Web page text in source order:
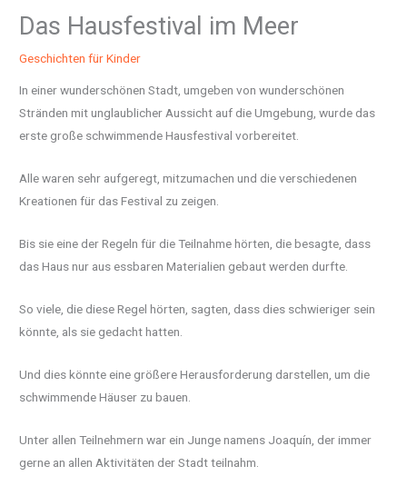
Das Hausfestival im Meer
Geschichten für Kinder
In einer wunderschönen Stadt, umgeben von wunderschönen
Stränden mit unglaublicher Aussicht auf die Umgebung, wurde das
erste große schwimmende Hausfestival vorbereitet.
Alle waren sehr aufgeregt, mitzumachen und die verschiedenen
Kreationen für das Festival zu zeigen.
Bis sie eine der Regeln für die Teilnahme hörten, die besagte, dass
das Haus nur aus essbaren Materialien gebaut werden durfte.
So viele, die diese Regel hörten, sagten, dass dies schwieriger sein
könnte, als sie gedacht hatten.
Und dies könnte eine größere Herausforderung darstellen, um die
schwimmende Häuser zu bauen.
Unter allen Teilnehmern war ein Junge namens Joaquín, der immer
gerne an allen Aktivitäten der Stadt teilnahm.